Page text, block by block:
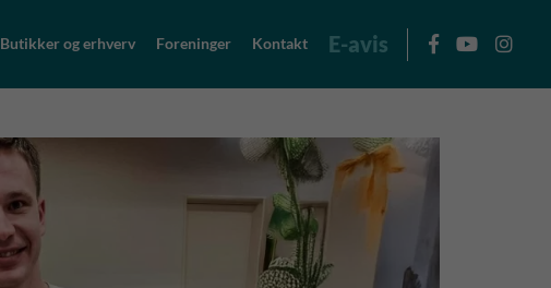
Butikker og erhverv Foreninger Kontakt E-avis